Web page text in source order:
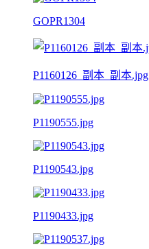
GOPR1304
P1160126_副本_副本.jpg
P1190555.jpg
P1190543.jpg
P1190433.jpg